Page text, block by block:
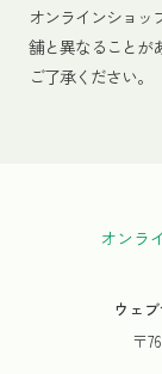
オンラインショッ
舗と異なることが
ご了承ください。
オンラ
ウェ
〒